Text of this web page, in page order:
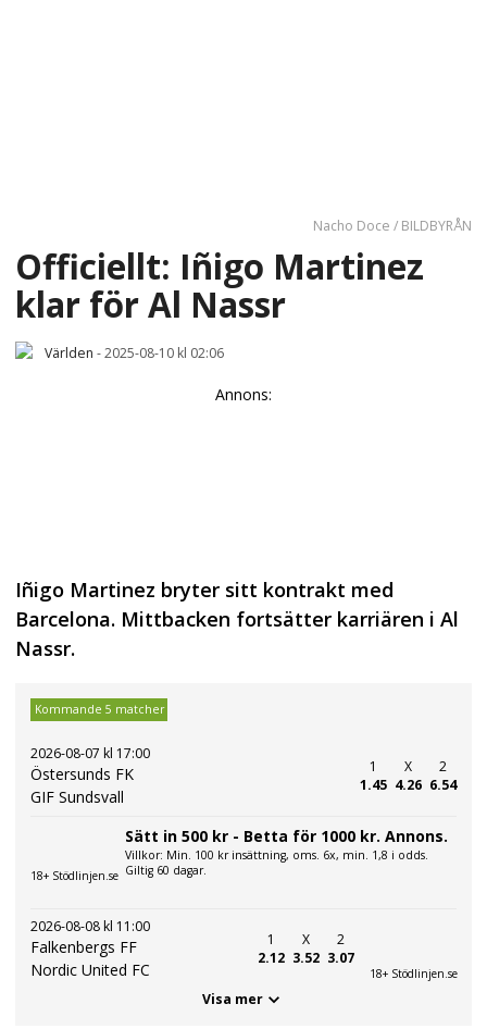
Nacho Doce / BILDBYRÅN
Officiellt: Iñigo Martinez
klar för Al Nassr
Världen -2025-08-10 kl 02:06
Annons:
Iñigo Martinez bryter sitt kontrakt med
Barcelona. Mittbacken fortsätter karriären i Al
Nassr.
Kommande 5 matcher
2026-08-07 kl 17:00
Östersunds FK
GIF Sundsvall
1
1.45
X
4.26
2
6.54
18+ Stödlinjen.se
Sätt in 500 kr - Betta för 1000 kr. Annons.
Villkor: Min. 100 kr insättning, oms. 6x, min. 1,8 i odds.
Giltig 60 dagar.
2026-08-08 kl 11:00
Falkenbergs FF
Nordic United FC
1
2.12
X
3.52
2
3.07
18+ Stödlinjen.se
Visa mer